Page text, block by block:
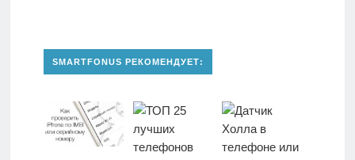
SMARTFONUS РЕКОМЕНДУЕТ: